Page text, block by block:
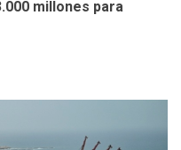
controles
a Italia
millones para